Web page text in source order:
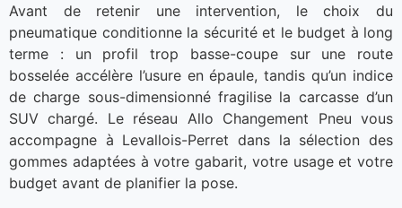
Avant de retenir une intervention, le choix du
pneumatique conditionne la sécurité et le budget à long
terme : un profil trop basse-coupe sur une route
bosselée accélère l’usure en épaule, tandis qu’un indice
de charge sous-dimensionné fragilise la carcasse d’un
SUV chargé. Le réseau Allo Changement Pneu vous
accompagne à Levallois-Perret dans la sélection des
gommes adaptées à votre gabarit, votre usage et votre
budget avant de planifier la pose.